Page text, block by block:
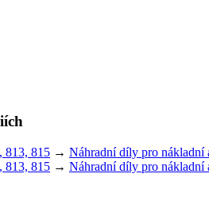
813, 815 → Náhradní díly pro nákladní
813, 815 → Náhradní díly pro nákladní